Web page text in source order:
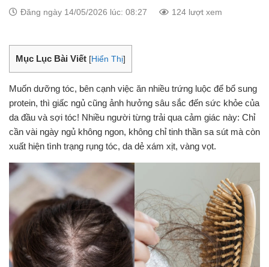
Đăng ngày 14/05/2026 lúc: 08:27 124 lượt xem
Mục Lục Bài Viết [Hiển Thị]
Muốn dưỡng tóc, bên cạnh việc ăn nhiều trứng luộc để bổ sung
protein, thì giấc ngủ cũng ảnh hưởng sâu sắc đến sức khỏe của
da đầu và sợi tóc! Nhiều người từng trải qua cảm giác này: Chỉ
cần vài ngày ngủ không ngon, không chỉ tinh thần sa sút mà còn
xuất hiện tình trạng rụng tóc, da dẻ xám xịt, vàng vọt.